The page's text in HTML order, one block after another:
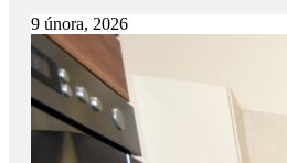
9 února, 2026